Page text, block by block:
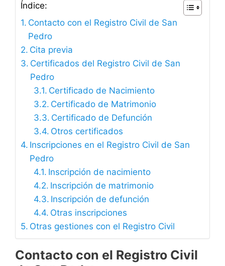
Índice:
Contacto con el Registro Civil de San
Pedro
Cita previa
Certificados del Registro Civil de San
Pedro
Certificado de Nacimiento
Certificado de Matrimonio
Certificado de Defunción
Otros certificados
Inscripciones en el Registro Civil de San
Pedro
Inscripción de nacimiento
Inscripción de matrimonio
Inscripción de defunción
Otras inscripciones
Otras gestiones con el Registro Civil
Contacto con el Registro Civil